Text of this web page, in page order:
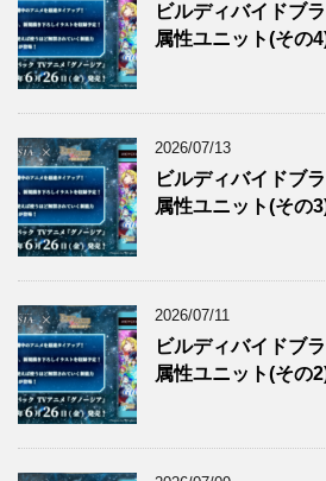
ビルディバイドブ
属性ユニット(その
2026/07/13
ビルディバイドブ
属性ユニット(その
2026/07/11
ビルディバイドブ
属性ユニット(その